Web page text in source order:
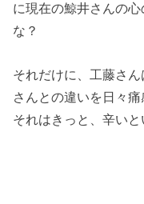
に現在の鯨井さんの
な？
それだけに、工藤さ
さんとの違いを日々痛
それはきっと、辛いと